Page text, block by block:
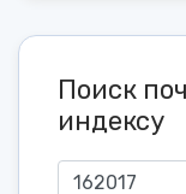
Поиск
индексу